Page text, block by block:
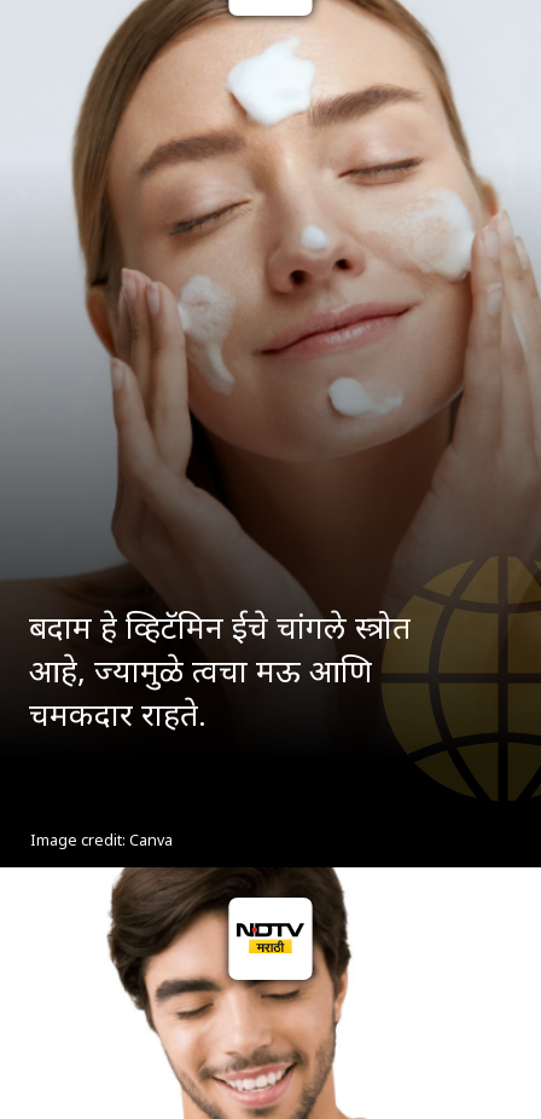
बदाम हे व्हिटॅमिन ईचे चांगले स्त्रोत
आहे, ज्यामुळे त्वचा मऊ आणि
चमकदार राहते.
Image credit: Canva